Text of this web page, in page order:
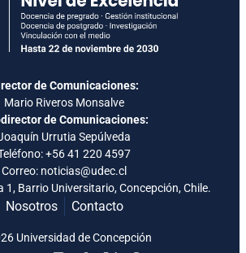
de Comunicaciones:
Mario Riveros Monsalve
de Comunicaciones:
Urrutia Sepúlveda
+56 41 220 4597
Correo: noticias@udec.cl
1, Barrio Universitario, Concepción, Chile.
Nosotros Contacto
Universidad de Concepción